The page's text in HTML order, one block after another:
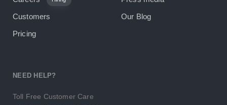
Customers
Pricing
Our Blog
NEED HELP?
Toll Free Customer Care